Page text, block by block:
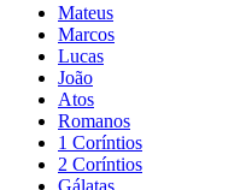
Mateus
Marcos
Lucas
João
Atos
Romanos
1 Coríntios
2 Coríntios
Gálatas